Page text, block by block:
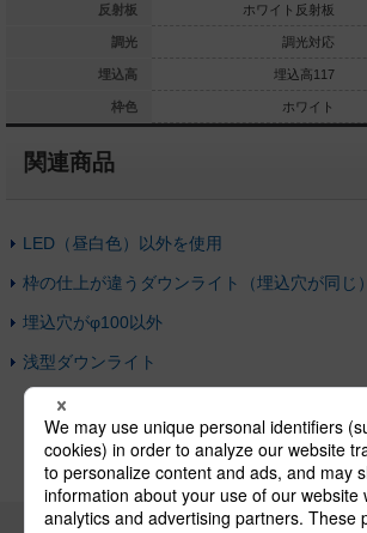
反射板
調光
埋込高
枠色
ホワイト反射板
調光対応
埋込高117
ホワイト
関連商品
LED（昼白色）以外を使用
枠の仕上が違うダウンライト（埋込穴が同じ）
埋込穴がφ100以外
浅型ダウンライト